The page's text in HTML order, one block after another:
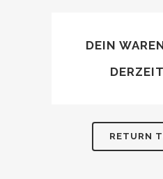
DEIN
RETURN